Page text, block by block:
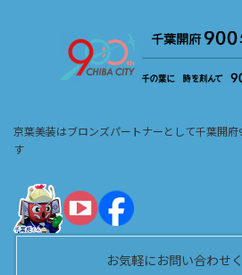
京葉美装はブロンズパートナーとして千葉開
す
お気軽にお問い合わせ